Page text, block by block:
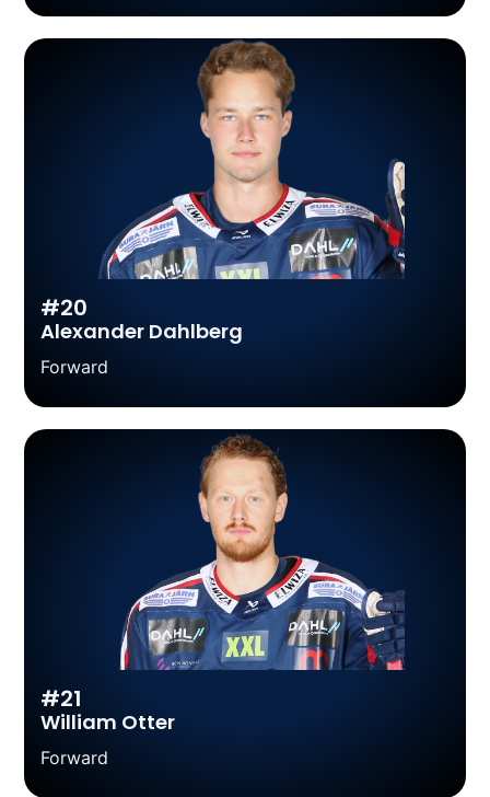
#20
Alexander Dahlberg
Forward
#21
William Otter
Forward